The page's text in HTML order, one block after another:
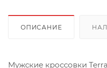
ОПИСАНИЕ
Мужские кроссовки